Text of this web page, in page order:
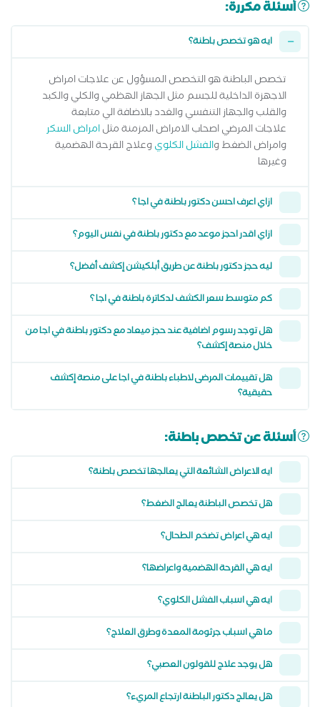
أسئلة مكررة:
ايه هو تخصص باطنة؟
تخصص الباطنة هو التخصص المسؤول عن علاجات امراض
الاجهزة الداخلية للجسم مثل الجهاز الهظمي والكلي والكبد
والقلب والجهاز التنفسي والغدد بالاضافة الي متابعة
علاجات المرضي اصحاب الامراض المزمنة مثلامراض السكر
وامراض الضغط والفشل الكلويوعلاج القرحة الهضمية
وغيرها
ازاي اعرف احسن دكتور باطنة في اجا ؟
ازاي اقدر احجز موعد مع دكتور باطنة في نفس اليوم؟
ليه حجز دكتور باطنة عن طريق أبلكيشن إكشف أفضل؟
كم متوسط سعر الكشف لدكاترة باطنة في اجا ؟
هل توجد رسوم اضافية عند حجز ميعاد مع دكتور باطنة في اجا من
خلال منصة إكشف؟
هل تقييمات المرضى لاطباء باطنة في اجا على منصة إكشف
حقيقية؟
أسئلة عن تخصص باطنة:
ايه الاعراض الشائعة التي يعالجها تخصص باطنة؟
هل تخصص الباطنة يعالج الضغط؟
ايه هي اعراض تضخم الطحال؟
ايه هي القرحة الهضمية واعراضها؟
ايه هي اسباب الفشل الكلوي؟
ما هي اسباب جرثومة المعدة وطرق العلاج؟
هل يوجد علاج للقولون العصبي؟
هل يعالج دكتور الباطنة ارتجاع المريء؟